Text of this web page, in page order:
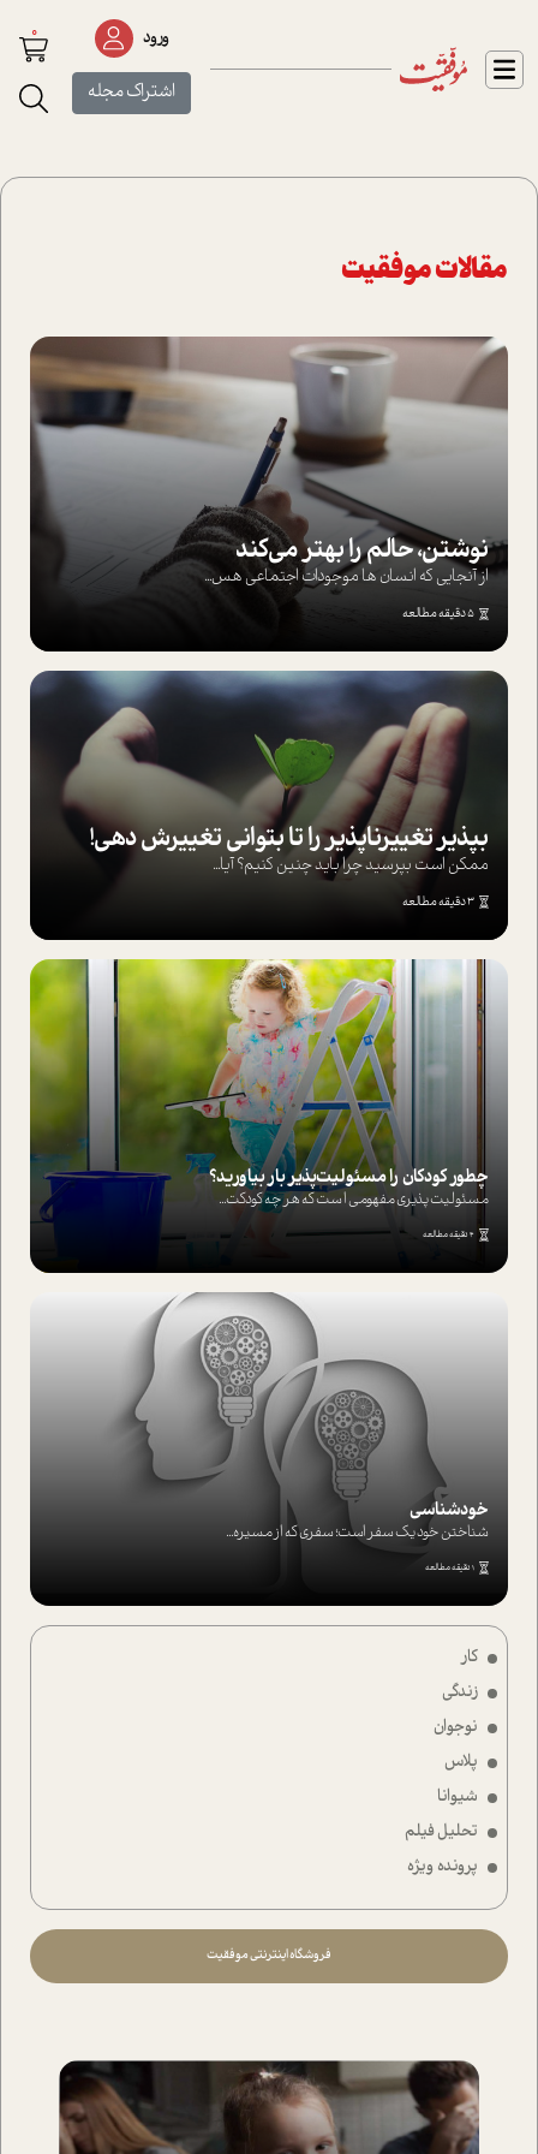
ورود
اشتراک مجله
0
مقالات موفقیت
کار
زندگی
نوجوان
پلاس
شیوانا
تحلیل فیلم
پرونده ویژه
فروشگاه اینترنتی موفقیت
نوشتن، حالم را بهتر می‌کند
از آنجایی که انسان ها موجودات اجتماعی هس...
5 دقیقه مطالعه
بپذير تغييرناپذير را تا بتواني تغييرش دهي!‏
ممکن است بپرسيد چرا بايد چنين کنيم؟ آيا...
3 دقیقه مطالعه
چطور کودکان را مسئولیت‌پذیر بار بیاورید؟
مسئولیت پذیری مفهومی ا ست که هر چه کودکت...
4 دقیقه مطالعه
خودشناسی
شناختن خود یک سفر است؛ سفری که از مسیره...
1 دقیقه مطالعه